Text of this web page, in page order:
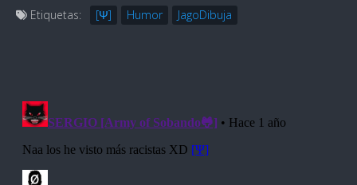
Etiquetas: [Ψ] Humor JagoDibuja